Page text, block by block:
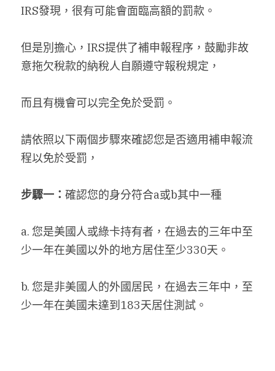
繁體中文
IRS發現，很有可能會面臨高額的罰款。
但是別擔心，IRS提供了補申報程序，鼓勵非故
意拖欠稅款的納稅人自願遵守報稅規定，
而且有機會可以完全免於受罰。
請依照以下兩個步驟來確認您是否適用補申報流
程以免於受罰，
步驟一： 確認您的身分符合a或b其中一種
a. 您是美國人或綠卡持有者，在過去的三年中至
少一年在美國以外的地方居住至少330天。
b. 您是非美國人的外國居民，在過去三年中，至
少一年在美國未達到183天居住測試。